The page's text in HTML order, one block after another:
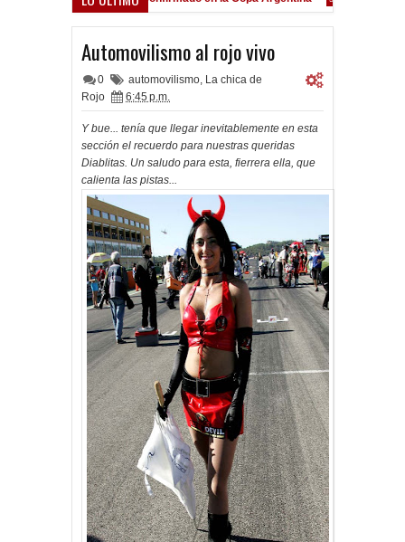
Automovilismo al rojo vivo
0 automovilismo, La chica de
Rojo
6:45 p.m.
Y bue... tenía que llegar inevitablemente en esta
sección el recuerdo para nuestras queridas
Diablitas. Un saludo para esta, fierrera ella, que
calienta las pistas...